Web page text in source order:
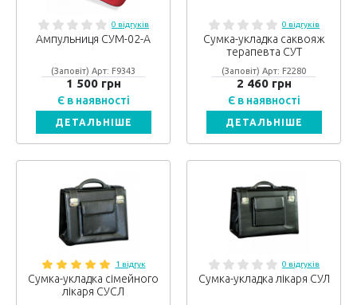
0 відгуків
Ампульниця СУМ-02-А
(Заповіт) Арт: F9343
1 500 грн
Є в наявності
ДЕТАЛЬНІШЕ
0 відгуків
Сумка-укладка саквояж
терапевта СУТ
(Заповіт) Арт: F2280
2 460 грн
Є в наявності
ДЕТАЛЬНІШЕ
1 відгук
Сумка-укладка сімейного
лікаря СУСЛ
0 відгуків
Сумка-укладка лікаря СУЛ